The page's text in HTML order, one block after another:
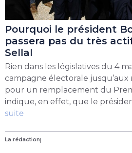
Pourquoi le président
passera pas du très
Sellal
Rien dans les législatives du 4
campagne électorale jusqu’aux
pour un remplacement du
indique, en effet, que le
suite
La rédaction|